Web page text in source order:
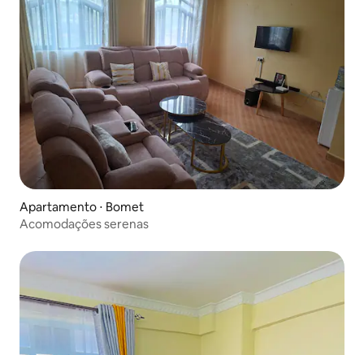
Apartamento ⋅ Bomet
Acomodações serenas